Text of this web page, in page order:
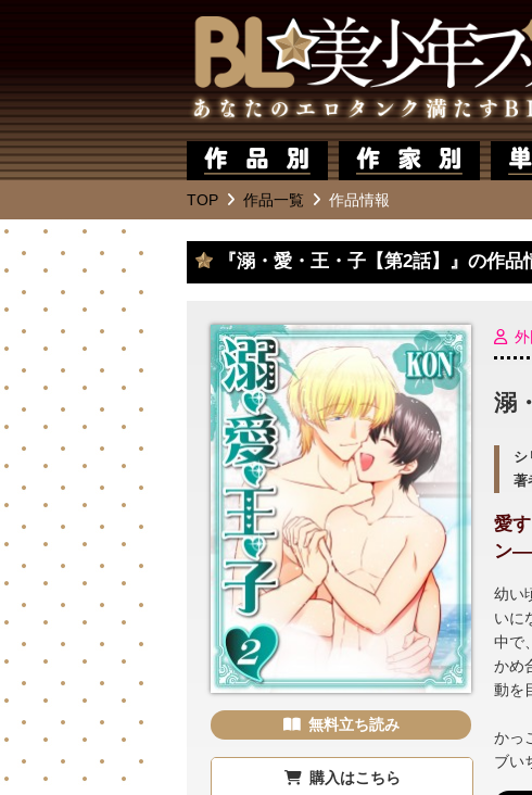
TOP 作品一覧 作品情報
『溺・愛・王・子【第2話】』の作品
無料立ち読み
溺
シ
著
愛
ン
幼い
いに
中で
かめ
動を
かっ
ブい
購入はこちら